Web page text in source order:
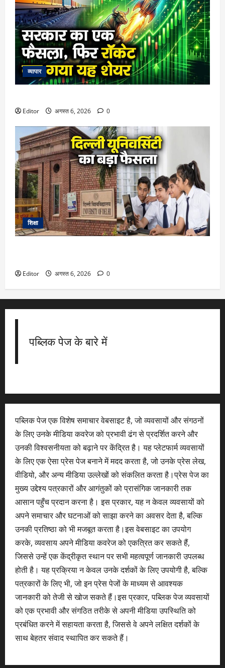
व्यापार
Editor अगस्त 6, 2026 0
शिक्षा
Editor अगस्त 6, 2026 0
पब्लिक पेज के बारे में
पब्लिक पेज एक विशेष समाचार वेबसाइट है, जो व्यवसायों और संगठनों
के लिए उनके मीडिया कवरेज को प्रभावी ढंग से प्रदर्शित करने और
उनकी विश्वसनीयता को बढ़ाने पर केंद्रित है। यह प्लेटफार्म व्यवसायों
के लिए एक ऐसा प्रेस पेज बनाने में मदद करता है, जो उनके प्रेस लेख,
वीडियो, और अन्य मीडिया उल्लेखों को संकलित करता है।प्रेस पेज का
मुख्य उद्देश्य पत्रकारों और आगंतुकों को प्रासंगिक जानकारी तक
आसान पहुँच प्रदान करना है। इस प्रकार, यह न केवल व्यवसायों को
अपने समाचार और घटनाओं को साझा करने का अवसर देता है, बल्कि
उनकी प्रतिष्ठा को भी मजबूत करता है।इस वेबसाइट का उपयोग
करके, व्यवसाय अपने मीडिया कवरेज को एकत्रित कर सकते हैं,
जिससे उन्हें एक केंद्रीकृत स्थान पर सभी महत्वपूर्ण जानकारी उपलब्ध
होती है। यह प्रक्रिया न केवल उनके दर्शकों के लिए उपयोगी है, बल्कि
पत्रकारों के लिए भी, जो इन प्रेस पेजों के माध्यम से आवश्यक
जानकारी को तेजी से खोज सकते हैं।इस प्रकार, पब्लिक पेज व्यवसायों
को एक प्रभावी और संगठित तरीके से अपनी मीडिया उपस्थिति को
प्रबंधित करने में सहायता करता है, जिससे वे अपने लक्षित दर्शकों के
साथ बेहतर संवाद स्थापित कर सकते हैं।